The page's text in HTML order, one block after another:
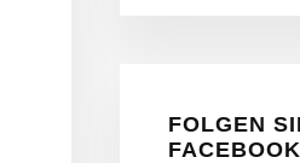
FOLGEN
FACEBOOK